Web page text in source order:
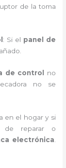
de la toma
: Si el panel de
de control
no
no se
en el hogar y si
de reparar o
electrónica